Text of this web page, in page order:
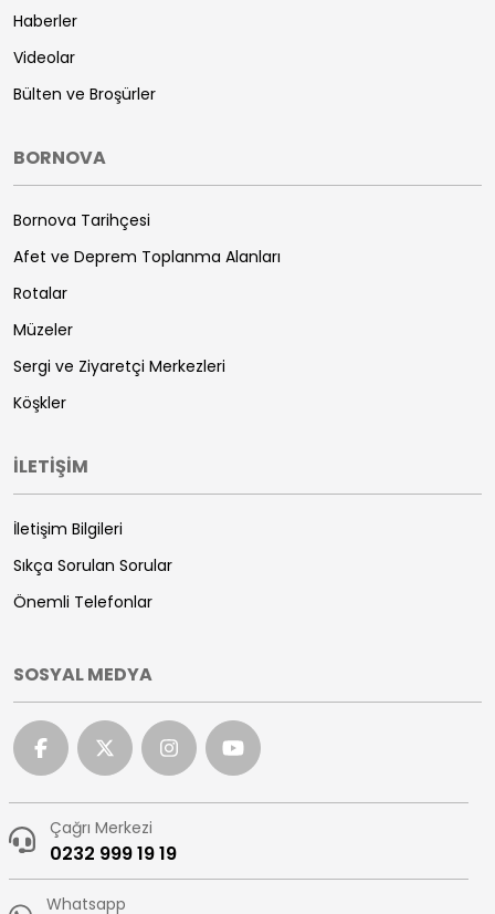
Haberler
Videolar
Bülten ve Broşürler
BORNOVA
Bornova Tarihçesi
Afet ve Deprem Toplanma Alanları
Rotalar
Müzeler
Sergi ve Ziyaretçi Merkezleri
Köşkler
İLETİŞİM
İletişim Bilgileri
Sıkça Sorulan Sorular
Önemli Telefonlar
SOSYAL MEDYA
Çağrı Merkezi
0232 999 19 19
Whatsapp